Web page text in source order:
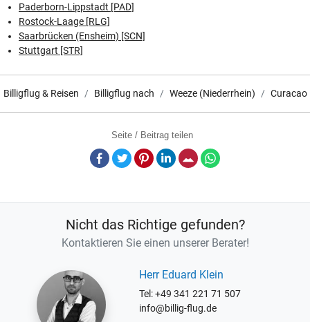
Paderborn-Lippstadt [PAD]
Rostock-Laage [RLG]
Saarbrücken (Ensheim) [SCN]
Stuttgart [STR]
Billigflug & Reisen Billigflug nach Weeze (Niederrhein) Curacao
Seite / Beitrag teilen
Facebook
TwitterPinterestLinkedInE-Mail
Nicht das Richtige gefunden?
Kontaktieren Sie einen unserer Berater!
Herr Eduard Klein
Tel: +49 341 221 71 507
info@billig-flug.de